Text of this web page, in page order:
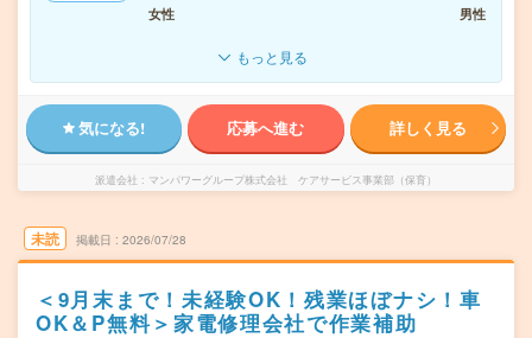
女性
男性
もっと見る
気になる! 応募へ進む 詳しく見る
派遣会社 マンパワーグループ株式会社 ケアサービス事業部（保育）
未読 掲載日 2026/07/28
＜9月末まで！未経験OK！残業ほぼナシ！車
OK＆P無料＞家電修理会社で作業補助